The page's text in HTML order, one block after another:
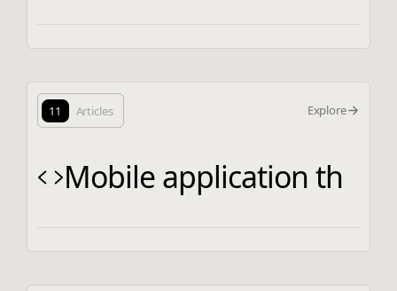
11 Articles Explore
Mobile application th